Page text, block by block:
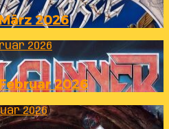
2026
2026
2026
2026